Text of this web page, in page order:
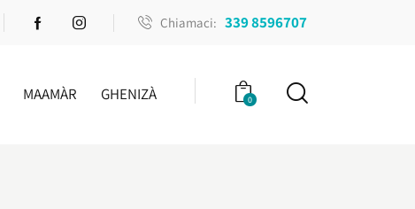
Chiamaci: 339 8596707
MAAMÀR GHENIZÀ 0